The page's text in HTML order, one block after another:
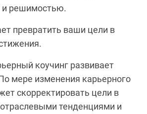
и решимостью.
превратить ваши цели в
коучинг развивает
мере изменения карьерного
скорректировать цели в
отраслевыми тенденциями и